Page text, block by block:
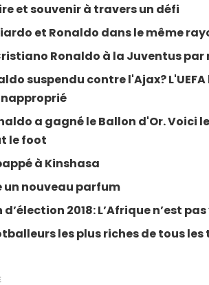
et souvenir à travers un défi
et Ronaldo dans le même
Ronaldo à la Juventus
suspendu contre l'Ajax?
a gagné le Ballon d'Or. Voici
le foot
à Kinshasa
un nouveau parfum
d’élection 2018: L’Afrique n’est
les plus riches de tous les